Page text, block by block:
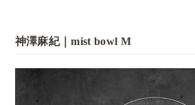
神澤麻紀｜mist bowl M